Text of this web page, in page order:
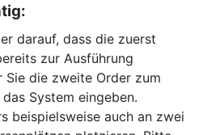
darauf, dass die zuerst
zur Ausführung
die zweite Order zum
System eingeben.
beispielsweise auch an zwei